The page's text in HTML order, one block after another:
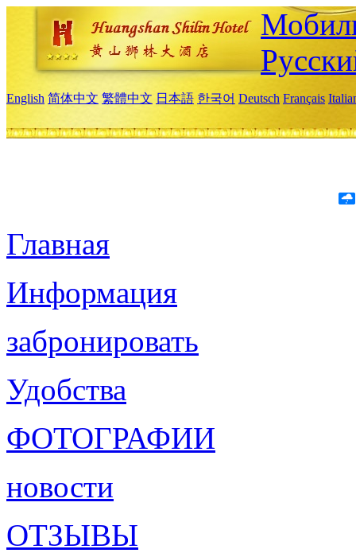
English 简体中文 繁體中文 日本語 한국어 Deutsch Français
Главная
Информация
забронировать
Удобства
ФОТОГРАФИИ
новости
ОТЗЫВЫ